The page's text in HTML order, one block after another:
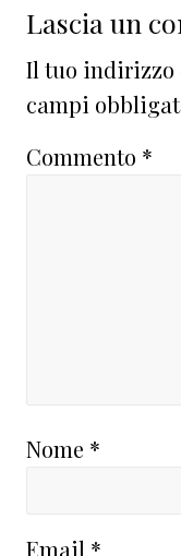
del
lettore
Lascia un
Il tuo indirizzo
campi
Commento *
Nome *
Email *